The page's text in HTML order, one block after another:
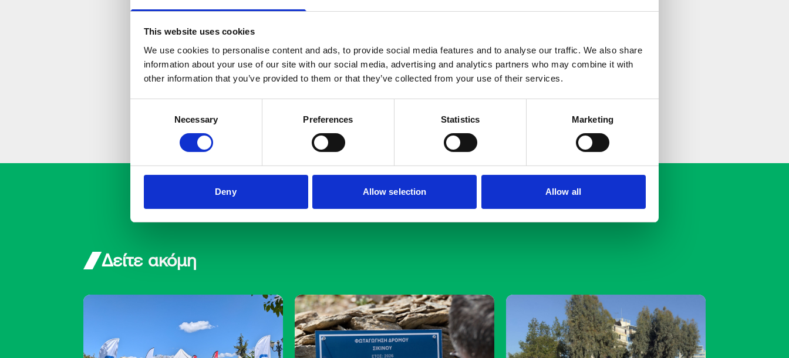
This website uses cookies
We use cookies to personalise content and ads, to provide social media features and to analyse our traffic. We also share
information about your use of our site with our social media, advertising and analytics partners who may combine it with
other information that you’ve provided to them or that they’ve collected from your use of their services.
Necessary Preferences Statistics Marketing
Deny Allow selection Allow all
ενισχύοντας έτσι ακόμα περισσότερο, το κλίμα αλληλεγγύης και προσφοράς.
«Φωτίζουμε ό,τι αξίζει»
που έχει ως στόχο, τη στήριξη της κοινωνίας και των
ευαίσθητων κοινωνικών ομάδων, την προστασία του περιβάλλοντος και την
Δείτε ακόμη